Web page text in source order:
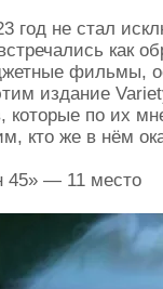
год не стал
как
фильмы,
издание
которые по их
кто же в нём
45» — 11 место